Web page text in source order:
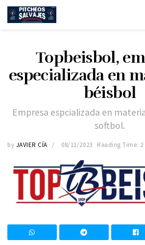
Topbeisbol,
especializada en
béisbol
Empresa espcializada en
softbol.
by JAVIER CÍA 08/11/2023 Reading Time: